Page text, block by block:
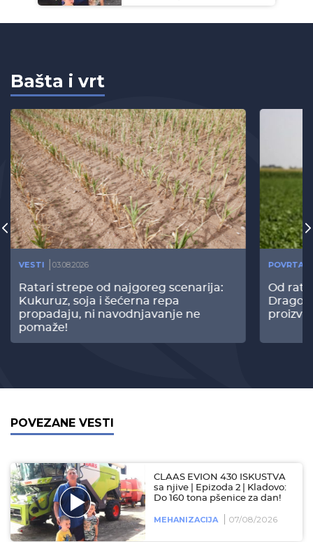
Bašta i vrt
VESTI 03.08.2026
Ratari strepe od najgoreg scenarija:
Kukuruz, soja i šećerna repa
propadaju, ni navodnjavanje ne
pomaže!
Od
POVEZANE VESTI
CLAAS EVION 430 ISKUSTVA
sa njive | Epizoda 2 | Kladovo:
Do 160 tona pšenice za dan!
MEHANIZACIJA 07/08/2026